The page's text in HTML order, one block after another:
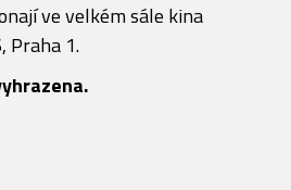
ve velkém sále kina
Praha 1.